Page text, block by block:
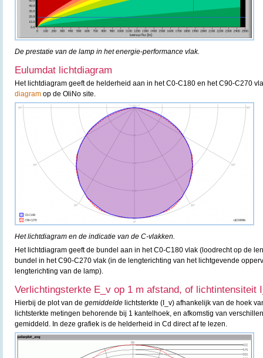
De prestatie van de lamp in het energie-performance vlak.
Eulumdat lichtdiagram
Het lichtdiagram geeft de helderheid aan in het C0-C180 en het C90-C270
diagram op de OliNo site.
Het lichtdiagram en de indicatie van de C-vlakken.
Het lichtdiagram geeft de bundel aan in het C0-C180 vlak (loodrecht op de
bundel in het C90-C270 vlak (in de lengterichting van het lichtgevende
lengterichting van de lamp).
Verlichtingsterkte E_v op 1 m afstand, of lichtintensiteit
Hierbij de plot van de gemiddelde lichtsterkte (I_v) afhankelijk van de hoek
lichtsterkte metingen behorende bij 1 kantelhoek, en afkomstig van
gemiddeld. In deze grafiek is de helderheid in Cd direct af te lezen.